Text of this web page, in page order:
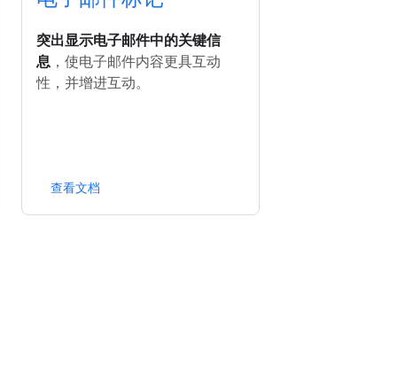
突出显示电子邮件中的关键信
息，使电子邮件内容更具互动
性，并增进互动。
查看文档